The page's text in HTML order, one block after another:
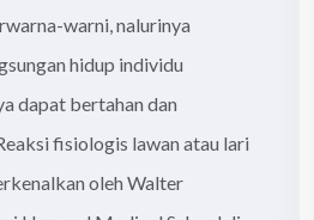
warni, nalurinya
hidup individu
dapat bertahan dan
fisiologis lawan atau lari
oleh Walter